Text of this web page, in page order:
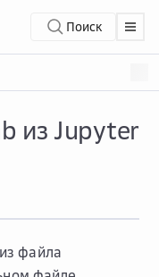
Поиск
из Jupyter
файла